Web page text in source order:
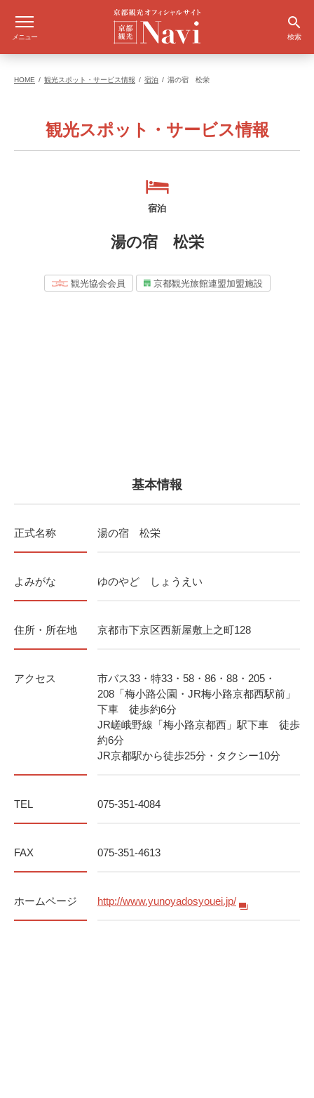
メニュー 検索
HOME 観光スポット・サービス情報 宿泊 湯の宿 松栄
観光スポット・サービス情報
宿泊
湯の宿 松栄
観光協会会員 京都観光旅館連盟加盟施設
基本情報
正式名称 湯の宿 松栄
よみがな ゆのやど しょうえい
住所・所在地 京都市下京区西新屋敷上之町128
アクセス
市バス33・特33・58・86・88・205・
208「梅小路公園・JR梅小路京都西駅前」
下車 徒歩約6分
JR嵯峨野線「梅小路京都西」駅下車 徒歩
約6分
JR京都駅から徒歩25分・タクシー10分
TEL 075-351-4084
FAX 075-351-4613
ホームページ http://www.yunoyadosyouei.jp/